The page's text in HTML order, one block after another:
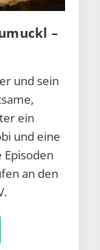
–
und sein
ein
und eine
an den